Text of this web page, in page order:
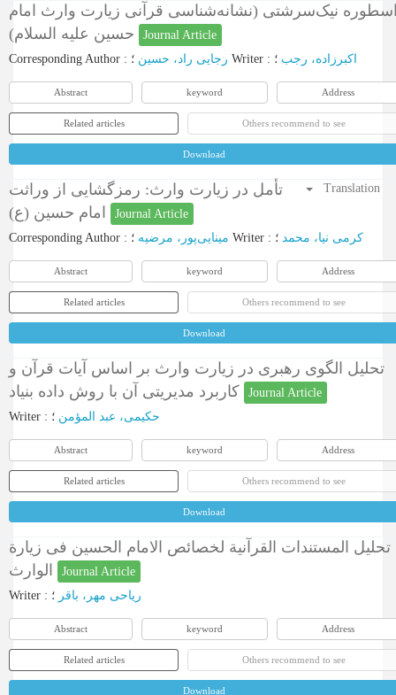
نیک‌سرشتی (نشانه‌شناسی قرآنی زیارت وارث امام
Journal Article
Corresponding Author : رجایی راد، حسین Writer : اکبرزاده، رجب ؛
Abstract keyword Address
Related articles Others recommend to see
Download
تأمل در زیارت وارث: رمزگشایی از وراثت
Journal Article
Translation
Corresponding Author : مینایی‌پور، مرضیه Writer : کرمی نیا، محمد ؛
Abstract keyword Address
Related articles Others recommend to see
Download
تحلیل الگوی رهبری در زیارت وارث بر اساس آیات قرآن و
Journal Article
Writer : حکیمی، عبد المؤمن ؛
Abstract keyword Address
Related articles Others recommend to see
Download
تحلیل المستندات القرآنیة لخصائص الامام الحسین فی زیارة
Journal Article
Writer : ریاحی مهر، باقر ؛
Abstract keyword Address
Related articles Others recommend to see
Download